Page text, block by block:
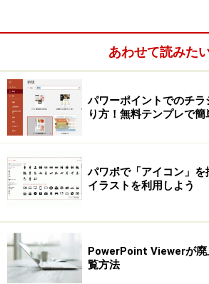
あわせて読みた
パワーポイントでのチ
り方！無料テンプレで簡
パワポで「アイコン」
イラストを利用しよう
PowerPoint Viewerが廃
覧方法